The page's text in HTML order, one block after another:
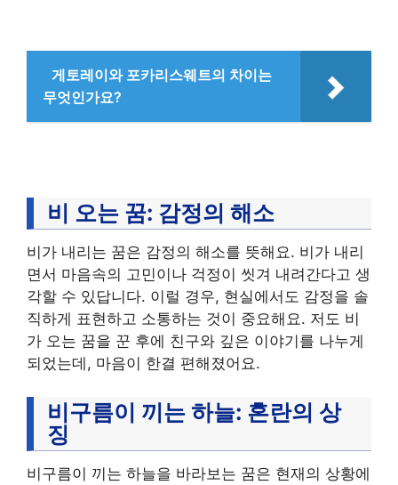
게토레이와 포카리스웨트의 차이는
무엇인가요?
비 오는 꿈: 감정의 해소
비가 내리는 꿈은 감정의 해소를 뜻해요. 비가 내리
면서 마음속의 고민이나 걱정이 씻겨 내려간다고 생
각할 수 있답니다. 이럴 경우, 현실에서도 감정을 솔
직하게 표현하고 소통하는 것이 중요해요. 저도 비
가 오는 꿈을 꾼 후에 친구와 깊은 이야기를 나누게
되었는데, 마음이 한결 편해졌어요.
비구름이 끼는 하늘: 혼란의 상
징
비구름이 끼는 하늘을 바라보는 꿈은 현재의 상황에